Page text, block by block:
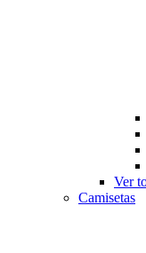
Ver
Camisetas